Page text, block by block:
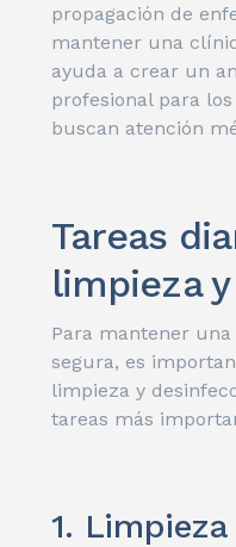
propagación de
mantener una
ayuda a crear un
profesional para
buscan atención
Tareas
limpieza
Para mantener
segura, es
limpieza y
tareas más
1.